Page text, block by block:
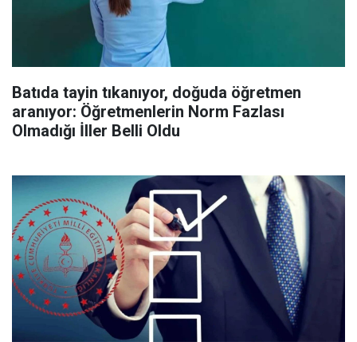
Batıda tayin tıkanıyor, doğuda öğretmen
aranıyor: Öğretmenlerin Norm Fazlası
Olmadığı İller Belli Oldu